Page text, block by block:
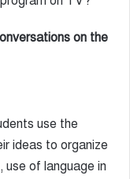
on the
use the
ideas to organize
of language in